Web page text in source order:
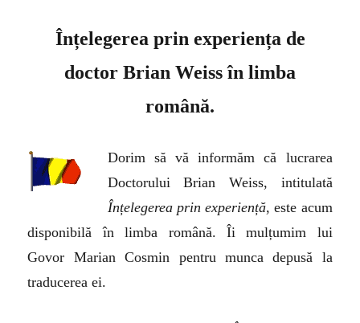
Înțelegerea prin experiența de
doctor Brian Weiss în limba
română.
Dorim să vă informăm că lucrarea
Doctorului Brian Weiss, intitulată
Înțelegerea prin experiență, este acum
disponibilă în limba română. Îi mulțumim lui
Govor Marian Cosmin pentru munca depusă la
traducerea ei.